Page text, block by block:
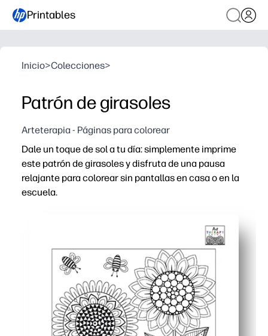
Printables
Inicio>Colecciones>
Patrón de girasoles
Arteterapia - Páginas para colorear
Dale un toque de sol a tu día: simplemente imprime
este patrón de girasoles y disfruta de una pausa
relajante para colorear sin pantallas en casa o en la
escuela.
Calmante natural: la coloración consciente ayuda a
Diseño atractivo: los motivos repetidos de girasoles
Versátil para el hogar y el aula: ideal para personas